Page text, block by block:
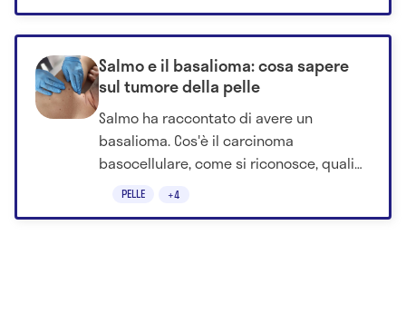
PELLE +4
Salmo e il basalioma: cosa sapere
sul tumore della pelle
Salmo ha raccontato di avere un
basalioma. Cos'è il carcinoma
basocellulare, come si riconosce, quali
sono i sintomi, le cure e i fattori di